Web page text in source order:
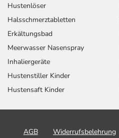
Hustenlöser
Halsschmerztabletten
Erkältungsbad
Meerwasser Nasenspray
Inhaliergeräte
Hustenstiller Kinder
Hustensaft Kinder
AGB Widerrufsbelehrung